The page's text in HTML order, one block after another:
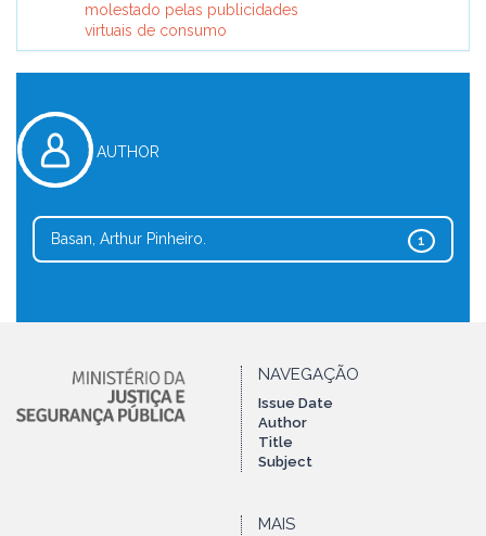
molestado pelas publicidades
virtuais de consumo
AUTHOR
1
Basan, Arthur Pinheiro.
NAVEGAÇÃO
Issue Date
Author
Title
Subject
MAIS